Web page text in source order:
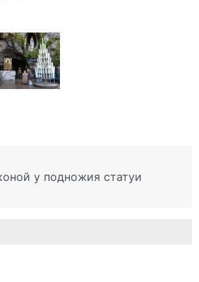
у подножия статуи